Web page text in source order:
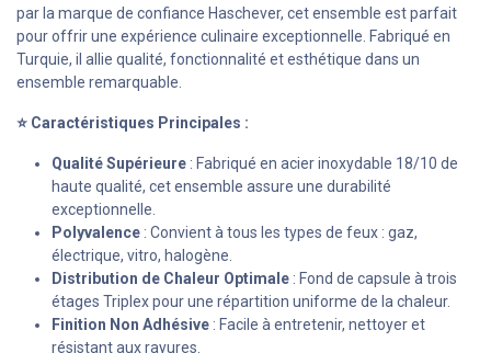
par la marque de confiance Haschever, cet ensemble est parfait
pour offrir une expérience culinaire exceptionnelle. Fabriqué en
Turquie, il allie qualité, fonctionnalité et esthétique dans un
ensemble remarquable.
⭐ Caractéristiques Principales :
Qualité Supérieure : Fabriqué en acier inoxydable 18/10 de
haute qualité, cet ensemble assure une durabilité
exceptionnelle.
Polyvalence : Convient à tous les types de feux : gaz,
électrique, vitro, halogène.
Distribution de Chaleur Optimale : Fond de capsule à trois
étages Triplex pour une répartition uniforme de la chaleur.
Finition Non Adhésive : Facile à entretenir, nettoyer et
résistant aux rayures.